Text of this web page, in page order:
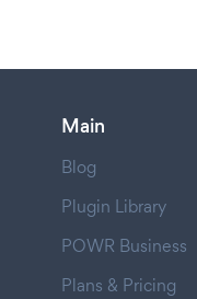
Main
Blog
Plugin Library
POWR Business
Plans & Pricing